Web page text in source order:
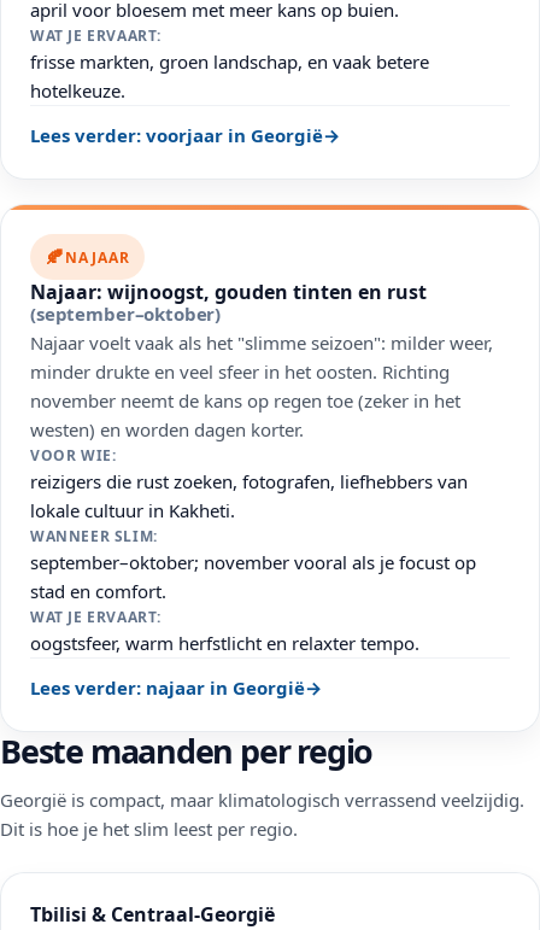
april voor bloesem met meer kans op buien.
WAT JE ERVAART:
frisse markten, groen landschap, en vaak betere
hotelkeuze.
Lees verder: voorjaar in Georgië→
🍂NAJAAR
Najaar: wijnoogst, gouden tinten en rust
(september–oktober)
Najaar voelt vaak als het "slimme seizoen": milder weer,
minder drukte en veel sfeer in het oosten. Richting
november neemt de kans op regen toe (zeker in het
westen) en worden dagen korter.
VOOR WIE:
reizigers die rust zoeken, fotografen, liefhebbers van
lokale cultuur in Kakheti.
WANNEER SLIM:
september–oktober; november vooral als je focust op
stad en comfort.
WAT JE ERVAART:
oogstsfeer, warm herfstlicht en relaxter tempo.
Lees verder: najaar in Georgië→
Beste maanden per regio
Georgië is compact, maar klimatologisch verrassend veelzijdig.
Dit is hoe je het slim leest per regio.
Tbilisi & Centraal-Georgië